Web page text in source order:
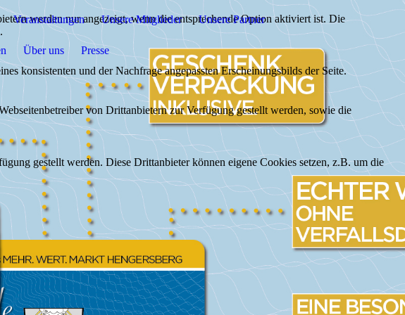
Veranstaltungen Unsere Mitglieder Unsere Partner
Über uns Presse
werden nur angezeigt, wenn die entsprechende Option aktiviert ist. Die
konsistenten und der Nachfrage angepassten Erscheinungsbilds der Seite.
von Drittanbietern zur Verfügung gestellt werden, sowie die
gestellt werden. Diese Drittanbieter können eigene Cookies setzen, z.B. um die